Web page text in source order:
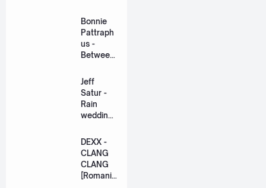
Lyric +
Eng]
Bonnie
Pattraph
us -
Between
US The
Series
[Romaniz
ation
Jeff
Satur -
Rain
wedding
วิวาห์)
Ost. The
Paradise
of Thorns
[Romaniz
DEXX -
CLANG
CLANG
[Romaniz